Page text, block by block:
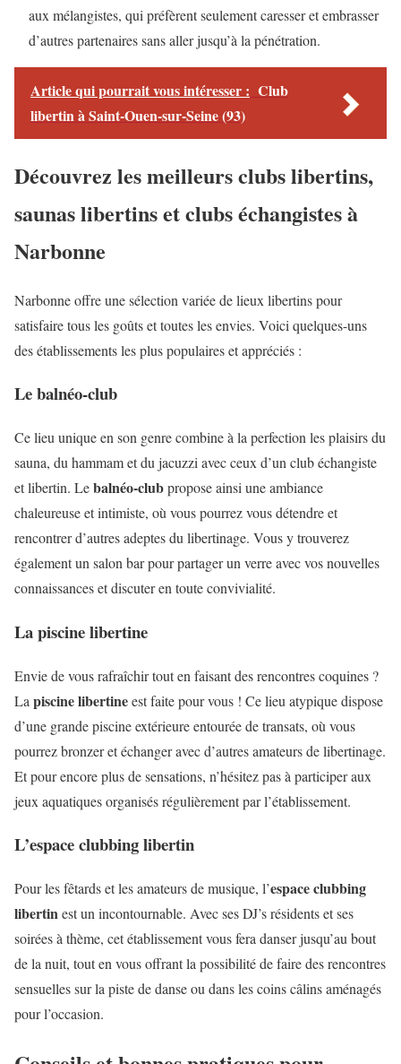
aux mélangistes, qui préfèrent seulement caresser et embrasser
d’autres partenaires sans aller jusqu’à la pénétration.
Article qui pourrait vous intéresser : Club
libertin à Saint-Ouen-sur-Seine (93)
Découvrez les meilleurs clubs libertins,
saunas libertins et clubs échangistes à
Narbonne
Narbonne offre une sélection variée de lieux libertins pour
satisfaire tous les goûts et toutes les envies. Voici quelques-uns
des établissements les plus populaires et appréciés :
Le balnéo-club
Ce lieu unique en son genre combine à la perfection les plaisirs du
sauna, du hammam et du jacuzzi avec ceux d’un club échangiste
et libertin. Lebalnéo-clubpropose ainsi une ambiance
chaleureuse et intimiste, où vous pourrez vous détendre et
rencontrer d’autres adeptes du libertinage. Vous y trouverez
également un salon bar pour partager un verre avec vos nouvelles
connaissances et discuter en toute convivialité.
La piscine libertine
Envie de vous rafraîchir tout en faisant des rencontres coquines ?
La piscine libertineest faite pour vous ! Ce lieu atypique dispose
d’une grande piscine extérieure entourée de transats, où vous
pourrez bronzer et échanger avec d’autres amateurs de libertinage.
Et pour encore plus de sensations, n’hésitez pas à participer aux
jeux aquatiques organisés régulièrement par l’établissement.
L’espace clubbing libertin
Pour les fêtards et les amateurs de musique, l’espace clubbing
libertinest un incontournable. Avec ses DJ’s résidents et ses
soirées à thème, cet établissement vous fera danser jusqu’au bout
de la nuit, tout en vous offrant la possibilité de faire des rencontres
sensuelles sur la piste de danse ou dans les coins câlins aménagés
pour l’occasion.